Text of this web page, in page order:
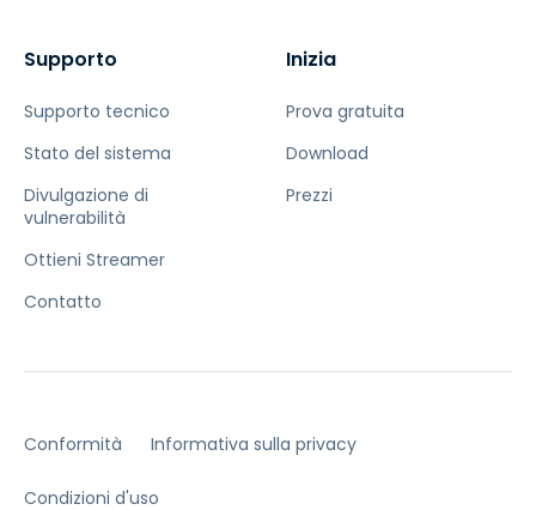
Supporto
Supporto tecnico
Stato del sistema
Divulgazione di
vulnerabilità
Ottieni Streamer
Contatto
Inizia
Prova gratuita
Download
Prezzi
Conformità Informativa sulla privacy
Condizioni d'uso